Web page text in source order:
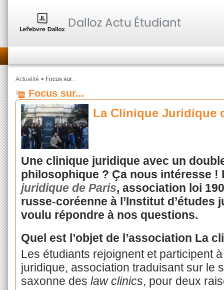
Actualité > Focus sur...
Focus sur...
La Clinique Juridique
Une clinique juridique avec un
philosophique ? Ça nous intéresse
juridique de Paris, association loi
russe-coréenne à l’Institut d’études
voulu répondre à nos questions.
Quel est l’objet de l’association La
Les étudiants rejoignent et participent
juridique, association traduisant sur le
saxonne des law clinics, pour deux